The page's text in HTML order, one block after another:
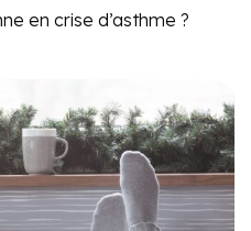
en crise d’asthme ?